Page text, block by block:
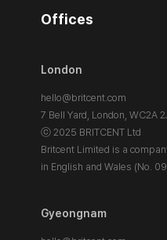
Offices
London
hello@britcent.com
7 Bell Yard, London, WC2A
ⓒ 2025 BRITCENT Ltd
Britcent Limited is a
in English and Wales (No.
Gyeongnam